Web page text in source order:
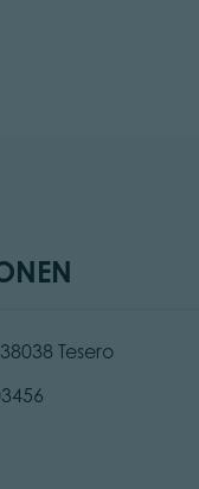
Tesero